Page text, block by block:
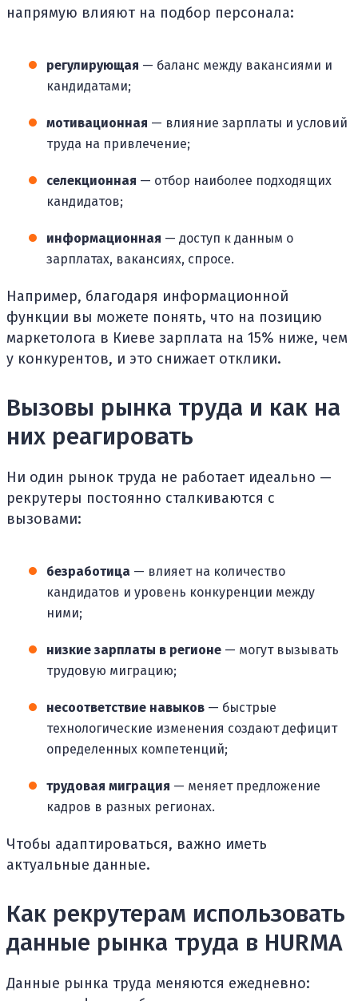
напрямую влияют на подбор персонала:
регулирующая — баланс между вакансиями и
кандидатами;
мотивационная — влияние зарплаты и условий
труда на привлечение;
селекционная — отбор наиболее подходящих
кандидатов;
информационная — доступ к данным о
зарплатах, вакансиях, спросе.
Например, благодаря информационной
функции вы можете понять, что на позицию
маркетолога в Киеве зарплата на 15% ниже, чем
у конкурентов, и это снижает отклики.
Вызовы рынка труда и как на
них реагировать
Ни один рынок труда не работает идеально —
рекрутеры постоянно сталкиваются с
вызовами:
безработица — влияет на количество
кандидатов и уровень конкуренции между
ними;
низкие зарплаты в регионе — могут вызывать
трудовую миграцию;
несоответствие навыков — быстрые
технологические изменения создают дефицит
определенных компетенций;
трудовая миграция — меняет предложение
кадров в разных регионах.
Чтобы адаптироваться, важно иметь
актуальные данные.
Как рекрутерам использовать
данные рынка труда в HURMA
Данные рынка труда меняются ежедневно: